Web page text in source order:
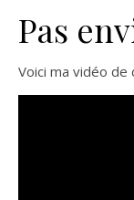
Pas
Voici ma vidéo